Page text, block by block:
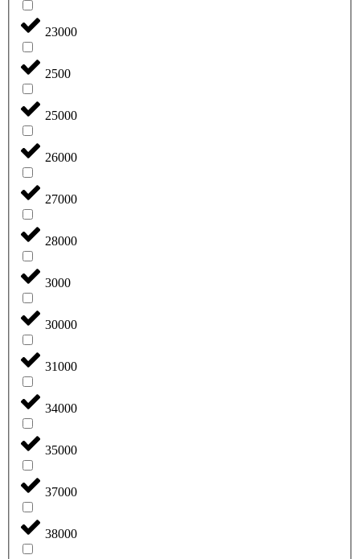
23000
2500
25000
26000
27000
28000
3000
30000
31000
34000
35000
37000
38000